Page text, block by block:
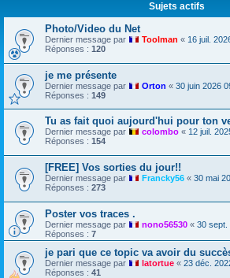
Sujets actifs
Photo/Video du Net
Dernier message par Toolman « 16 juil.
Réponses : 120
je me présente
Dernier message par Orton « 30 juin 2026
Réponses : 149
Tu as fait quoi aujourd'hui pour ton
Dernier message par colombo « 12 juil.
Réponses : 154
[FREE] Vos sorties du jour!!
Dernier message par Francky56 « 30 mai
Réponses : 273
Poster vos traces .
Dernier message par nono56530 « 30 sept.
Réponses : 7
je pari que ce topic va avoir du
Dernier message par latortue « 23 déc.
Réponses : 41